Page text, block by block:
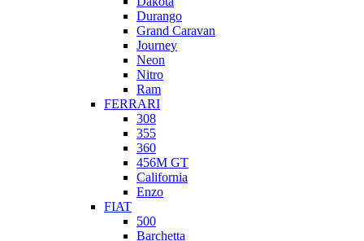
Durango
Grand Caravan
Journey
Neon
Nitro
Ram
FERRARI
308
355
360
456M GT
California
Enzo
FIAT
500
Barchetta